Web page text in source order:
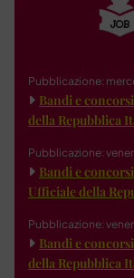
Pubblicazione:
Bandi e
della Repubblica
Pubblicazione:
Bandi e
Ufficiale della
Pubblicazione:
Bandi e
della Repubblica